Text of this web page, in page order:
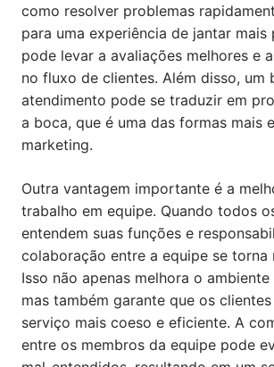
como resolver problemas
para uma experiência de jantar
pode levar a avaliações melhores e
no fluxo de clientes. Além disso, um
atendimento pode se traduzir em
a boca, que é uma das formas mais
marketing.
Outra vantagem importante é a
trabalho em equipe. Quando todos
entendem suas funções e
colaboração entre a equipe se torna
Isso não apenas melhora o
mas também garante que os
serviço mais coeso e eficiente. A
entre os membros da equipe pode